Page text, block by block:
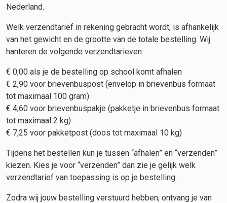
Nederland.
Welk verzendtarief in rekening gebracht wordt, is afhankelijk
van het gewicht en de grootte van de totale bestelling. Wij
hanteren de volgende verzendtarieven:
€ 0,00 als je de bestelling op school komt afhalen
€ 2,90 voor brievenbuspost (envelop in brievenbus formaat
tot maximaal 100 gram)
€ 4,60 voor brievenbuspakje (pakketje in brievenbus formaat
tot maximaal 2 kg)
€ 7,25 voor pakketpost (doos tot maximaal 10 kg)
Tijdens het bestellen kun je tussen “afhalen” en “verzenden”
kiezen. Kies je voor “verzenden” dan zie je gelijk welk
verzendtarief van toepassing is op je bestelling.
Zodra wij jouw bestelling verstuurd hebben, ontvang je van